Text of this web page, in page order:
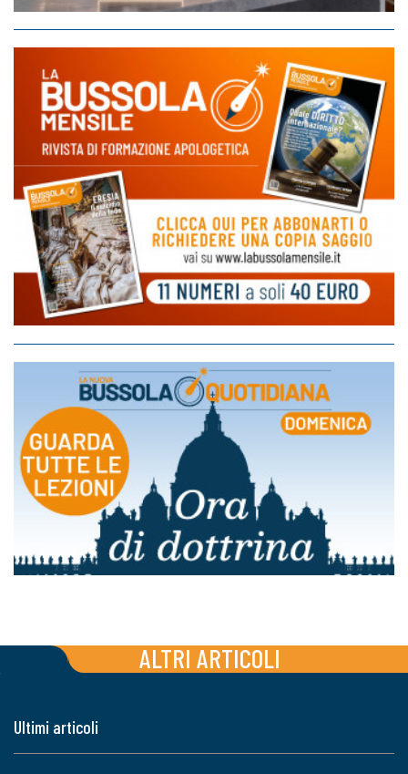
ALTRI ARTICOLI
Ultimi articoli